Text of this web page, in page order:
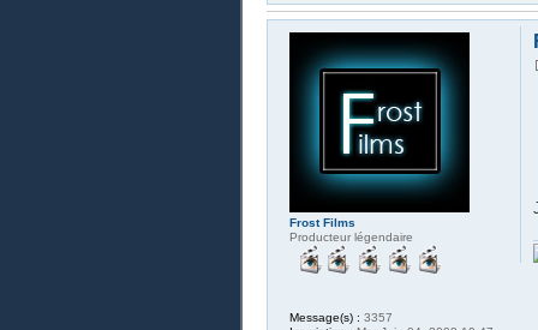
Frost Films
Producteur légendaire
Message(s) : 3357